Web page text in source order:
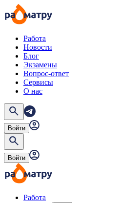
Работа
Новости
Блог
Экзамены
Вопрос-ответ
Сервисы
О нас
Войти
Войти
Работа